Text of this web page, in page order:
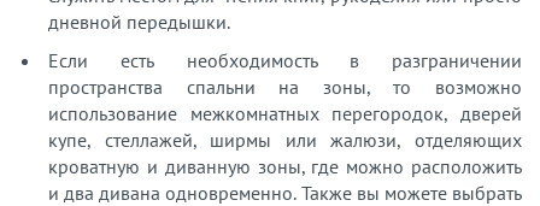
дневной передышки.
Если есть необходимость в разграничении
пространства спальни на зоны, то возможно
использование межкомнатных перегородок, дверей
купе, стеллажей, ширмы или жалюзи, отделяющих
кроватную и диванную зоны, где можно расположить
и два дивана одновременно. Также вы можете выбрать